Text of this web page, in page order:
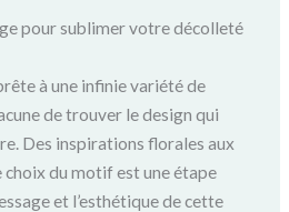
pour sublimer votre décolleté
à une infinie variété de
de trouver le design qui
Des inspirations florales aux
choix du motif est une étape
et l’esthétique de cette